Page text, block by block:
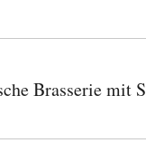
Brasserie mit